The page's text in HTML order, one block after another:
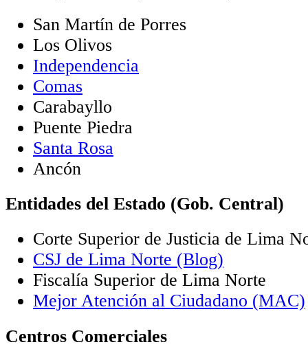
San Martín de Porres
Los Olivos
Independencia
Comas
Carabayllo
Puente Piedra
Santa Rosa
Ancón
Entidades del Estado (Gob. Central)
Corte Superior de Justicia de Lima
CSJ de Lima Norte (Blog)
Fiscalía Superior de Lima Norte
Mejor Atención al Ciudadano (MAC)
Centros Comerciales